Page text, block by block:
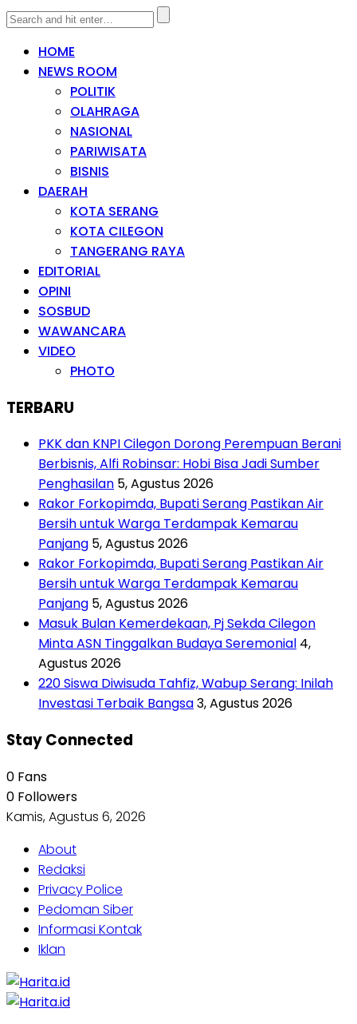
HOME
NEWS ROOM
POLITIK
OLAHRAGA
NASIONAL
PARIWISATA
BISNIS
DAERAH
KOTA SERANG
KOTA CILEGON
TANGERANG RAYA
EDITORIAL
OPINI
SOSBUD
WAWANCARA
VIDEO
PHOTO
TERBARU
PKK dan KNPI Cilegon Dorong Perempuan Berani
Berbisnis, Alfi Robinsar: Hobi Bisa Jadi Sumber
Penghasilan 5, Agustus 2026
Rakor Forkopimda, Bupati Serang Pastikan Air
Bersih untuk Warga Terdampak Kemarau
Panjang 5, Agustus 2026
Rakor Forkopimda, Bupati Serang Pastikan Air
Bersih untuk Warga Terdampak Kemarau
Panjang 5, Agustus 2026
Masuk Bulan Kemerdekaan, Pj Sekda Cilegon
Minta ASN Tinggalkan Budaya Seremonial 4,
Agustus 2026
220 Siswa Diwisuda Tahfiz, Wabup Serang: Inilah
Investasi Terbaik Bangsa3, Agustus 2026
Stay Connected
0 Fans
0 Followers
Kamis, Agustus 6, 2026
About
Redaksi
Privacy Police
Pedoman Siber
Informasi Kontak
Iklan